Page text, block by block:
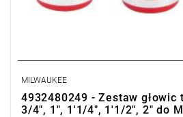
MILWAUKEE
4932480249 - Zestaw głowic
3/4", 1", 1'1/4", 1'1/2", 2" do